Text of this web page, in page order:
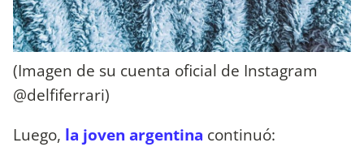
(Imagen de su cuenta oficial de Instagram
@delfiferrari)
Luego, la joven argentina continuó: